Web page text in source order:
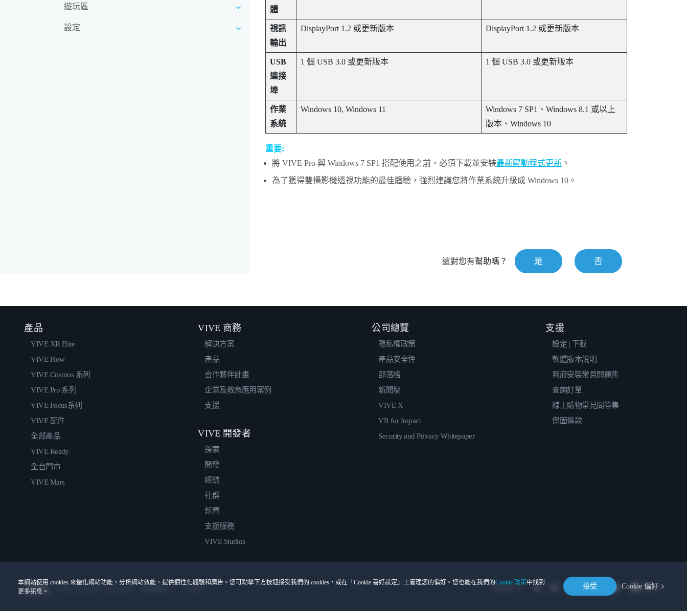
遊玩區
設定
體
視訊
輸出
DisplayPort 1.2 或更新版本 DisplayPort 1.2 或更新版本
USB
連接
埠
1 個 USB 3.0 或更新版本 1 個 USB 3.0 或更新版本
作業
系統
Windows10, Windows11 Windows7 SP1、 Windows8.1 或以上
版本、 Windows10
重要:
將 VIVE Pro與 Windows7 SP1 搭配使用之前，必須下載並安裝最新驅動程式更新。
為了獲得雙攝影機透視功能的最佳體驗，強烈建議您將作業系統升級成 Windows10。
這對您有幫助嗎？ 是 否
本網站使用 cookies 來優化網站功能、分析網站效能、提供個性化體驗和廣告。您可點擊下方按鈕接受我們的 cookies，或在「Cookie 喜好設定」上管理您的偏好。您也能在我們的Cookie 政策中找到
更多訊息。
接受 Cookie 偏好
產品
VIVE XR Elite
VIVE Flow
VIVE Cosmos 系列
VIVE Pro 系列
VIVE Focus系列
VIVE 配件
全部產品
VIVE Ready
全台門市
VIVE Mars
VIVE 商務
解決方案
產品
合作夥伴計畫
企業及教育應用案例
支援
VIVE 開發者
探索
開發
經銷
社群
新聞
支援服務
VIVE Studios
公司總覽
隱私權政策
產品安全性
部落格
新聞稿
VIVE X
VR for Impact
Security and Privacy Whitepaper
支援
設定 | 下載
軟體版本說明
到府安裝常見問題集
查詢訂單
線上購物常見問答集
保固條款
Location